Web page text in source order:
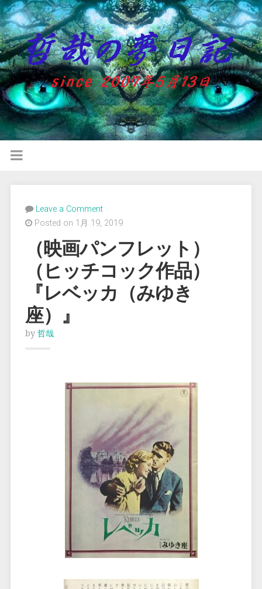
Leave a Comment
Posted on 1月 19, 2019
（映画パンフレット）
（ヒッチコック作品）
『レベッカ（みゆき
座）』
by 哲哉